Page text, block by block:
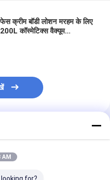
फेस क्रीम बॉडी लोशन मरहम के लिए
200L कॉस्मेटिक्स वैक्यूम
AM